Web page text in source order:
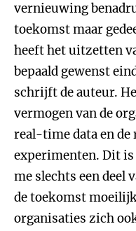
vernieuwing
toekomst maar
heeft het uitzetten
bepaald gewenst
schrijft de auteur.
vermogen van de
real-time data en de
experimenten. Dit
me slechts een deel
de toekomst
organisaties zich